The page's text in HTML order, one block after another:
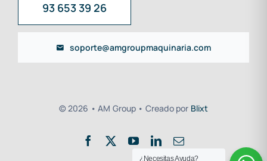
93 653 39 26
soporte@amgroupmaquinaria.com
© 2026 • AM Group • Creado por Blixt
¿Necesitas Ayuda?